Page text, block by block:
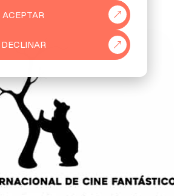
ACEPTAR
DECLINAR
931 76 23 43